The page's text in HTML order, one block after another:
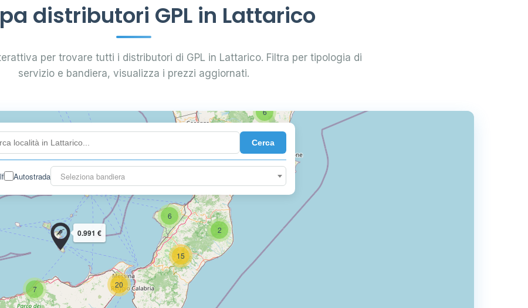
distributori GPL in Lattarico
per trovare tutti i distributori di GPL in Lattarico. Filtra per tipologia di
servizio e bandiera, visualizza i prezzi aggiornati.
Cerca
Autostrada Seleziona bandiera
7 20
6
2
15
10
6
4
0.991 €